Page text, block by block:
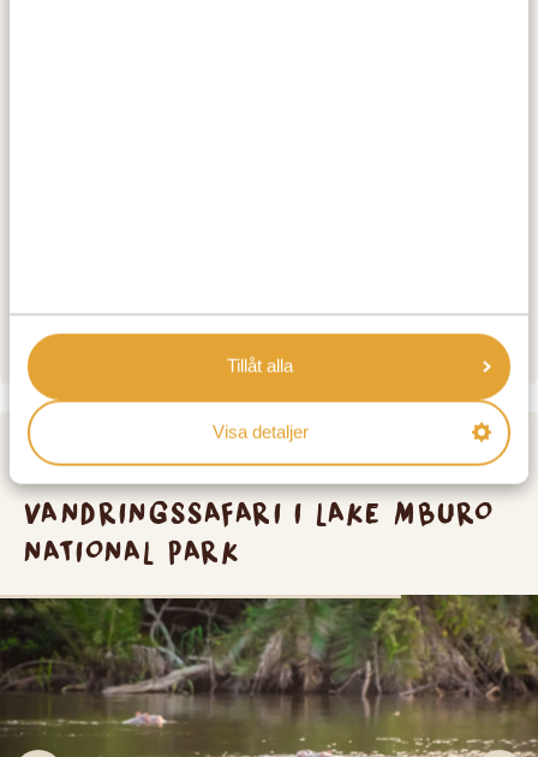
Tillåt alla
Visa detaljer
DAG 3
VANDRINGSSAFARI I LAKE MBURO
NATIONAL PARK